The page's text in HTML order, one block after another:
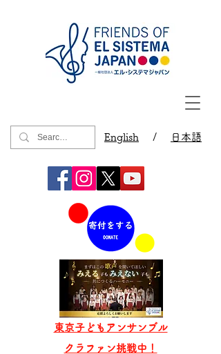
English / 日本語
東京子どもアンサンブル
​クラファン挑戦中！